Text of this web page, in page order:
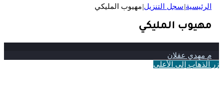
الرئيسية|سجل التنزيل|مهيوب المليكي
مهيوب المليكي
م مهدي عقلان
زر الذهاب إلى الأعلى